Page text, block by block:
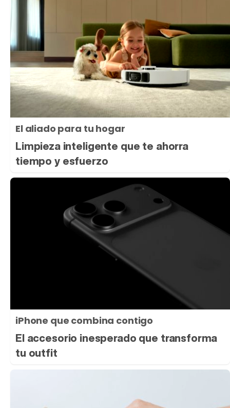
El aliado para tu hogar
Limpieza inteligente que te ahorra
tiempo y esfuerzo
iPhone que combina contigo
El accesorio inesperado que transforma
tu outfit